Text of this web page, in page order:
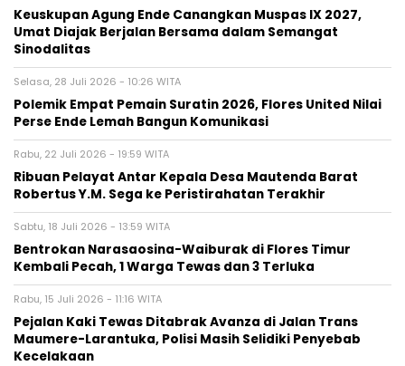
Keuskupan Agung Ende Canangkan Muspas IX 2027,
Umat Diajak Berjalan Bersama dalam Semangat
Sinodalitas
Selasa, 28 Juli 2026 - 10:26 WITA
Polemik Empat Pemain Suratin 2026, Flores United Nilai
Perse Ende Lemah Bangun Komunikasi
Rabu, 22 Juli 2026 - 19:59 WITA
Ribuan Pelayat Antar Kepala Desa Mautenda Barat
Robertus Y.M. Sega ke Peristirahatan Terakhir
Sabtu, 18 Juli 2026 - 13:59 WITA
Bentrokan Narasaosina-Waiburak di Flores Timur
Kembali Pecah, 1 Warga Tewas dan 3 Terluka
Rabu, 15 Juli 2026 - 11:16 WITA
Pejalan Kaki Tewas Ditabrak Avanza di Jalan Trans
Maumere-Larantuka, Polisi Masih Selidiki Penyebab
Kecelakaan